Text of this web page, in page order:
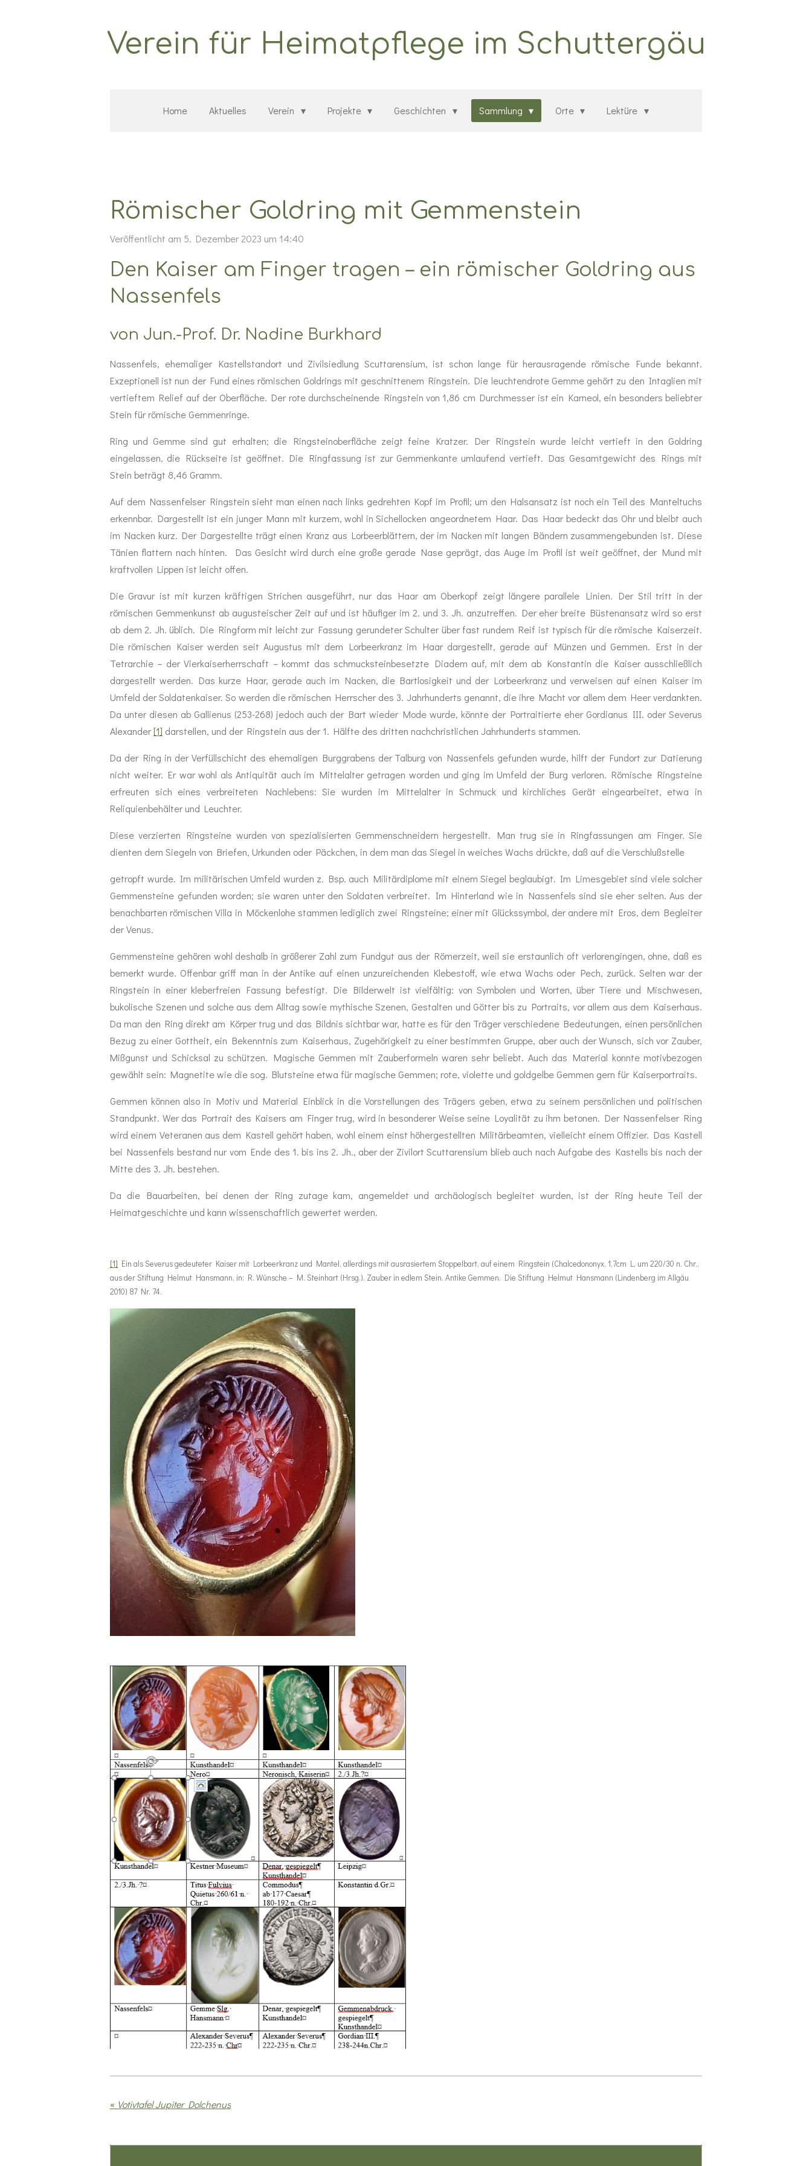
Verein für Heimatpflege im Schuttergäu
Home Aktuelles Verein Projekte Geschichten Sammlung Orte Lektüre
Römischer Goldring mit Gemmenstein
Veröffentlicht am 5. Dezember 2023 um 14:40
Den Kaiser am Finger tragen – ein römischer Goldring aus
Nassenfels
von Jun.-Prof. Dr. Nadine Burkhard
Nassenfels, ehemaliger Kastellstandort und Zivilsiedlung Scuttarensium, ist schon lange für herausragende römische Funde bekannt.
Exzeptionell ist nun der Fund eines römischen Goldrings mit geschnittenem Ringstein. Die leuchtendrote Gemme gehört zu den Intaglien mit
vertieftem Relief auf der Oberfläche. Der rote durchscheinende Ringstein von 1,86 cm Durchmesser ist ein Karneol, ein besonders beliebter
Stein für römische Gemmenringe.
Ring und Gemme sind gut erhalten; die Ringsteinoberfläche zeigt feine Kratzer. Der Ringstein wurde leicht vertieft in den Goldring
eingelassen, die Rückseite ist geöffnet. Die Ringfassung ist zur Gemmenkante umlaufend vertieft. Das Gesamtgewicht des Rings mit
Stein beträgt 8,46 Gramm.
Auf dem Nassenfelser Ringstein sieht man einen nach links gedrehten Kopf im Profil; um den Halsansatz ist noch ein Teil des Manteltuchs
erkennbar. Dargestellt ist ein junger Mann mit kurzem, wohl in Sichellocken angeordnetem Haar. Das Haar bedeckt das Ohr und bleibt auch
im Nacken kurz. Der Dargestellte trägt einen Kranz aus Lorbeerblättern, der im Nacken mit langen Bändern zusammengebunden ist. Diese
Tänien flattern nach hinten. Das Gesicht wird durch eine große gerade Nase geprägt, das Auge im Profil ist weit geöffnet, der Mund mit
kraftvollen Lippen ist leicht offen.
Die Gravur ist mit kurzen kräftigen Strichen ausgeführt, nur das Haar am Oberkopf zeigt längere parallele Linien. Der Stil tritt in der
römischen Gemmenkunst ab augusteischer Zeit auf und ist häufiger im 2. und 3. Jh. anzutreffen. Der eher breite Büstenansatz wird so erst
ab dem 2. Jh. üblich. Die Ringform mit leicht zur Fassung gerundeter Schulter über fast rundem Reif ist typisch für die römische Kaiserzeit.
Die römischen Kaiser werden seit Augustus mit dem Lorbeerkranz im Haar dargestellt, gerade auf Münzen und Gemmen. Erst in der
Tetrarchie – der Vierkaiserherrschaft – kommt das schmucksteinbesetzte Diadem auf, mit dem ab Konstantin die Kaiser ausschließlich
dargestellt werden. Das kurze Haar, gerade auch im Nacken, die Bartlosigkeit und der Lorbeerkranz und verweisen auf einen Kaiser im
Umfeld der Soldatenkaiser. So werden die römischen Herrscher des 3. Jahrhunderts genannt, die ihre Macht vor allem dem Heer verdankten.
Da unter diesen ab Gallienus (253-268) jedoch auch der Bart wieder Mode wurde, könnte der Portraitierte eher Gordianus III. oder Severus
Alexander[1] darstellen, und der Ringstein aus der 1. Hälfte des dritten nachchristlichen Jahrhunderts stammen.
Da der Ring in der Verfüllschicht des ehemaligen Burggrabens der Talburg von Nassenfels gefunden wurde, hilft der Fundort zur Datierung
nicht weiter. Er war wohl als Antiquität auch im Mittelalter getragen worden und ging im Umfeld der Burg verloren. Römische Ringsteine
erfreuten sich eines verbreiteten Nachlebens: Sie wurden im Mittelalter in Schmuck und kirchliches Gerät eingearbeitet, etwa in
Reliquienbehälter und Leuchter.
Diese verzierten Ringsteine wurden von spezialisierten Gemmenschneidern hergestellt. Man trug sie in Ringfassungen am Finger. Sie
dienten dem Siegeln von Briefen, Urkunden oder Päckchen, in dem man das Siegel in weiches Wachs drückte, daß auf die Verschlußstelle
getropft wurde. Im militärischen Umfeld wurden z. Bsp. auch Militärdiplome mit einem Siegel beglaubigt. Im Limesgebiet sind viele solcher
Gemmensteine gefunden worden; sie waren unter den Soldaten verbreitet. Im Hinterland wie in Nassenfels sind sie eher selten. Aus der
benachbarten römischen Villa in Möckenlohe stammen lediglich zwei Ringsteine; einer mit Glückssymbol, der andere mit Eros, dem Begleiter
der Venus.
Gemmensteine gehören wohl deshalb in größerer Zahl zum Fundgut aus der Römerzeit, weil sie erstaunlich oft verlorengingen, ohne, daß es
bemerkt wurde. Offenbar griff man in der Antike auf einen unzureichenden Klebestoff, wie etwa Wachs oder Pech, zurück. Selten war der
Ringstein in einer kleberfreien Fassung befestigt. Die Bilderwelt ist vielfältig: von Symbolen und Worten, über Tiere und Mischwesen,
bukolische Szenen und solche aus dem Alltag sowie mythische Szenen, Gestalten und Götter bis zu Portraits, vor allem aus dem Kaiserhaus.
Da man den Ring direkt am Körper trug und das Bildnis sichtbar war, hatte es für den Träger verschiedene Bedeutungen, einen persönlichen
Bezug zu einer Gottheit, ein Bekenntnis zum Kaiserhaus, Zugehörigkeit zu einer bestimmten Gruppe, aber auch der Wunsch, sich vor Zauber,
Mißgunst und Schicksal zu schützen. Magische Gemmen mit Zauberformeln waren sehr beliebt. Auch das Material konnte motivbezogen
gewählt sein: Magnetite wie die sog. Blutsteine etwa für magische Gemmen; rote, violette und goldgelbe Gemmen gern für Kaiserportraits.
Gemmen können also in Motiv und Material Einblick in die Vorstellungen des Trägers geben, etwa zu seinem persönlichen und politischen
Standpunkt. Wer das Portrait des Kaisers am Finger trug, wird in besonderer Weise seine Loyalität zu ihm betonen. Der Nassenfelser Ring
wird einem Veteranen aus dem Kastell gehört haben, wohl einem einst höhergestellten Militärbeamten, vielleicht einem Offizier. Das Kastell
bei Nassenfels bestand nur vom Ende des 1. bis ins 2. Jh., aber der Zivilort Scuttarensium blieb auch nach Aufgabe des Kastells bis nach der
Mitte des 3. Jh. bestehen.
Da die Bauarbeiten, bei denen der Ring zutage kam, angemeldet und archäologisch begleitet wurden, ist der Ring heute Teil der
Heimatgeschichte und kann wissenschaftlich gewertet werden.
[1] Ein als Severus gedeuteter Kaiser mit Lorbeerkranz und Mantel, allerdings mit ausrasiertem Stoppelbart, auf einem Ringstein (Chalcedononyx, 1,7cm L, um 220/30 n. Chr.,
aus der Stiftung Helmut Hansmann, in: R. Wünsche – M. Steinhart (Hrsg.), Zauber in edlem Stein. Antike Gemmen. Die Stiftung Helmut Hansmann (Lindenberg im Allgäu
2010) 87 Nr. 74.
« Votivtafel Jupiter Dolchenus